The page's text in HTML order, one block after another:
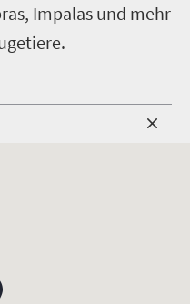
Impalas und mehr